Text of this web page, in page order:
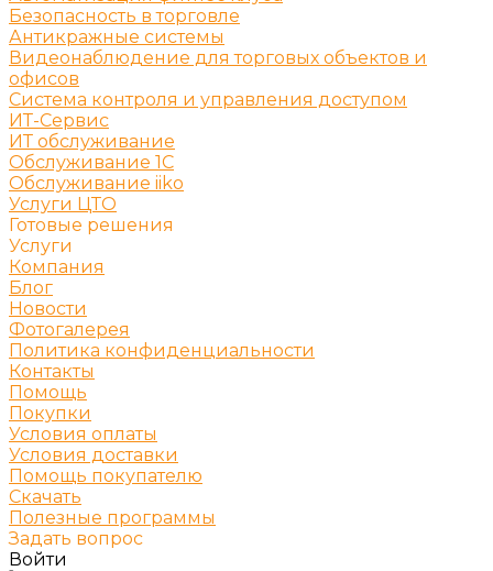
Безопасность в торговле
Антикражные системы
Видеонаблюдение для торговых объектов и
офисов
Система контроля и управления доступом
ИТ-Сервис
ИТ обслуживание
Обслуживание 1С
Обслуживание iiko
Услуги ЦТО
Готовые решения
Услуги
Компания
Блог
Новости
Фотогалерея
Политика конфиденциальности
Контакты
Помощь
Покупки
Условия оплаты
Условия доставки
Помощь покупателю
Скачать
Полезные программы
Задать вопрос
Войти